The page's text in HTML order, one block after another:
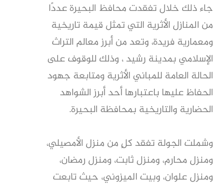
جاء ذلك خلال تفقدت محافظ البحيرة عددًا
من المنازل الأثرية التي تمثل قيمة تاريخية
ومعمارية فريدة، وتعد من أبرز معالم التراث
الإسلامي بمدينة رشيد ، وذلك للوقوف على
الحالة العامة للمباني الأثرية ومتابعة جهود
الحفاظ عليها باعتبارها أحد أبرز الشواهد
الحضارية والتاريخية بمحافظة البحيرة.
وشملت الجولة تفقد كلٍ من منزل الأمصيلي،
ومنزل محارم، ومنزل ثابت، ومنزل رمضان،
ومنزل علوان، وبيت الميزوني، حيث تابعت